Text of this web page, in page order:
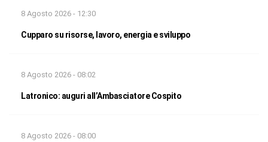
8 Agosto 2026 - 12:30
Cupparo su risorse, lavoro, energia e sviluppo
8 Agosto 2026 - 08:02
Latronico: auguri all’Ambasciatore Cospito
8 Agosto 2026 - 08:00